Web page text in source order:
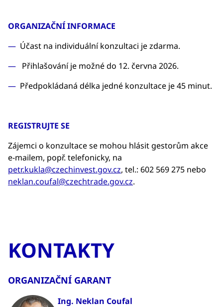
ORGANIZAČNÍ INFORMACE
Účast na individuální konzultaci je zdarma.
Přihlašování je možné do 12. června 2026.
Předpokládaná délka jedné konzultace je 45 minut.
REGISTRUJTE SE
Zájemci o konzultace se mohou hlásit gestorům akce
e-mailem, popř. telefonicky, na
petr.kukla@czechinvest.gov.cz, tel.: 602 569 275 nebo
neklan.coufal@czechtrade.gov.cz.
KONTAKTY
ORGANIZAČNÍ GARANT
Ing. Neklan Coufal